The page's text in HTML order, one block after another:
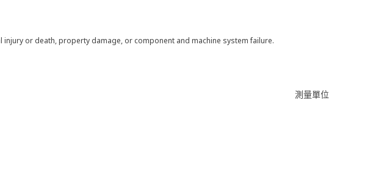
or death, property damage, or component and machine system failure.
測量單位